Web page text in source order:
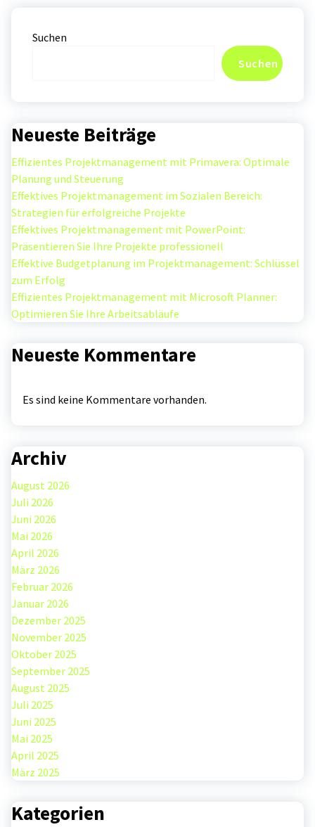
Suchen
Suchen
Neueste Beiträge
Effizientes Projektmanagement mit Primavera: Optimale
Planung und Steuerung
Effektives Projektmanagement im Sozialen Bereich:
Strategien für erfolgreiche Projekte
Effektives Projektmanagement mit PowerPoint:
Präsentieren Sie Ihre Projekte professionell
Effektive Budgetplanung im Projektmanagement: Schlüssel
zum Erfolg
Effizientes Projektmanagement mit Microsoft Planner:
Optimieren Sie Ihre Arbeitsabläufe
Neueste Kommentare
Es sind keine Kommentare vorhanden.
Archiv
August 2026
Juli 2026
Juni 2026
Mai 2026
April 2026
März 2026
Februar 2026
Januar 2026
Dezember 2025
November 2025
Oktober 2025
September 2025
August 2025
Juli 2025
Juni 2025
Mai 2025
April 2025
März 2025
Kategorien